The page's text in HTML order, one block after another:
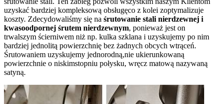
uzyskać bardziej kompleksową obsługęco z kolei zoptymalizuje
koszty. Zdecydowaliśmy się na śrutowanie stali nierdzewnej i
kwasoodpornej śrutem nierdzewnym, ponieważ jest on
trwalszym ścierniwem niż np. kulka szklana i uzyskujemy po nim
bardziej jednolitą powierzchnię bez żadnych obcych wtrąceń.
Śrutowaniem uzyskujemy jednorodną,nie ukierunkowaną
powierzchnie o niskimstopniu połysku, wręcz matową nazywaną
satyną.